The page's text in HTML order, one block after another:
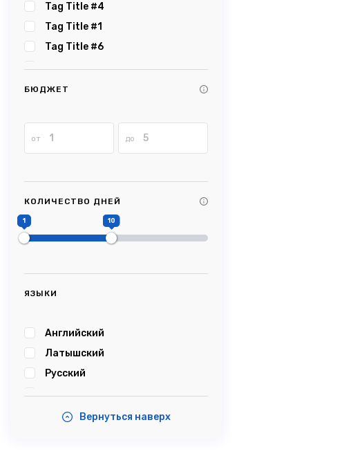
Tag Title #4
Tag Title #1
Tag Title #6
Tag Title #5
Tag Title #2
Tag Title #8
#Picturesque
#Impressive
#Karosta
#karostanightinprison
#Summersound
БЮДЖЕТ
от до
КОЛИЧЕСТВО ДНЕЙ
1 10
ЯЗЫКИ
Английский
Латышский
Русский
Эстонский
Вернуться наверх